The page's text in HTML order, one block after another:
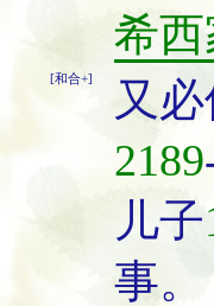
希西
[和合+] 又必
2189
儿子
事。